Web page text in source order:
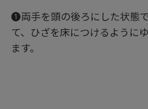
❶両手を頭の後ろにした状態
て、ひざを床につけるように
ます。